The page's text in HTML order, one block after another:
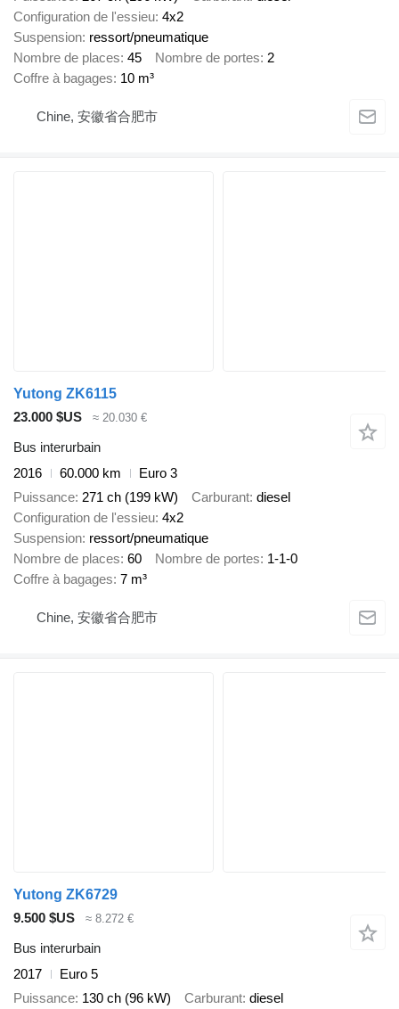
Configuration de l'essieu 4x2
Suspension ressort/pneumatique
Nombre de places 45 Nombre de portes 2
Coffre à bagages 10 m³
Chine, 安徽省合肥市
Yutong ZK6115
23.000 $US
≈ 20.030 €
Bus interurbain
2016
60.000 km
Euro 3
Puissance 271 ch (199 kW) Carburant diesel
Configuration de l'essieu 4x2
Suspension ressort/pneumatique
Nombre de places 60 Nombre de portes 1-1-0
Coffre à bagages 7 m³
Chine, 安徽省合肥市
Yutong ZK6729
9.500 $US
≈ 8.272 €
Bus interurbain
2017
Euro 5
Puissance 130 ch (96 kW) Carburant diesel